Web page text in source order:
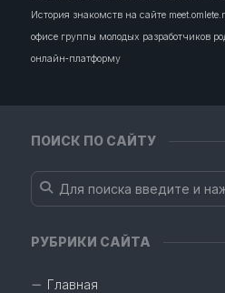
ПОИСК ПО САЙТУ
РУБРИКИ САЙТА
Главная
История знакомств на сайте
офисе группы молодых разработчиков
онлайн‑платформу